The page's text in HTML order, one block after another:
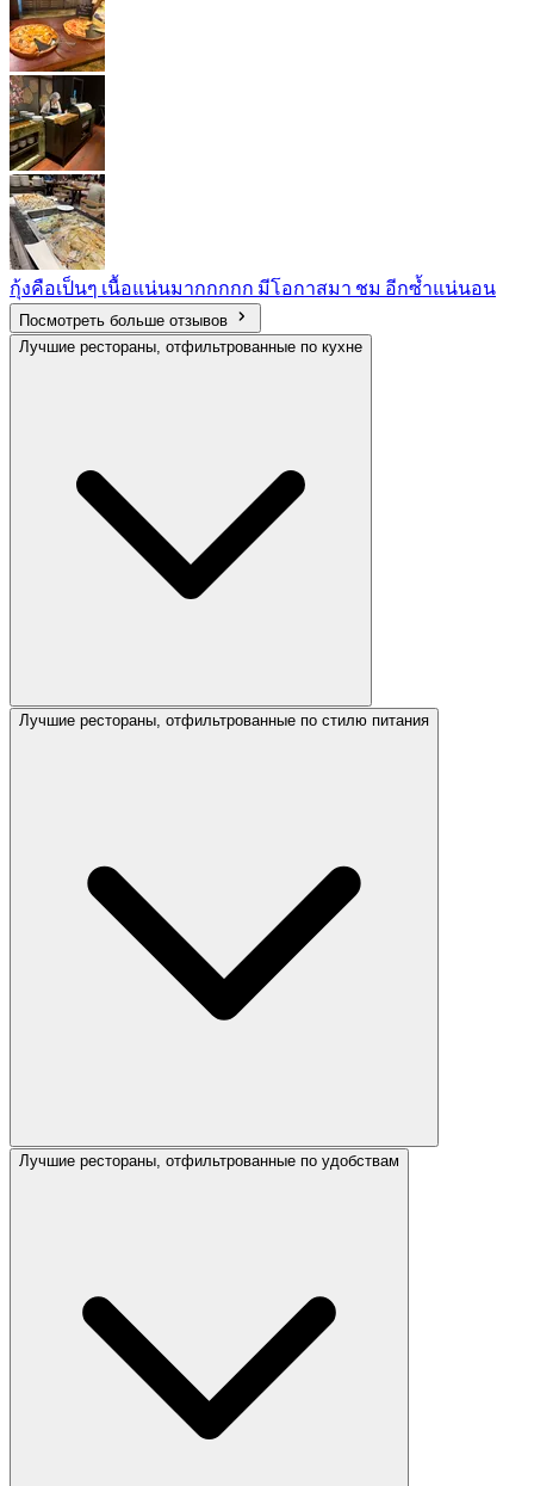
กุ้งคือเป็นๆ เนื้อแน่นมากกกกก มีโอกาสมา ชม อีกซ้ำแน่นอน
Посмотреть больше отзывов
Лучшие рестораны, отфильтрованные по кухне
Лучшие рестораны, отфильтрованные по стилю питания
Лучшие рестораны, отфильтрованные по удобствам